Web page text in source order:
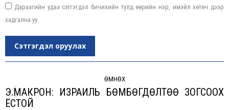
Дараагийн удаа сэтгэгдэл бичихийн тулд өөрийн нэр, имэйл хөтөч дээр
хадгална уу.
Сэтгэгдэл оруулах
navigation
ӨМНӨХ
Previous
Э.МАКРОН: ИЗРАИЛЬ БӨМБӨГДӨЛТӨӨ ЗОГСООХ
ЁСТОЙ